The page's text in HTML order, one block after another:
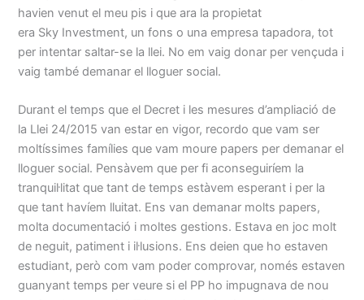
havien venut el meu pis i que ara la propietat
era Sky Investment, un fons o una empresa tapadora, tot
per intentar saltar-se la llei. No em vaig donar per vençuda i
vaig també demanar el lloguer social.
Durant el temps que el Decret i les mesures d’ampliació de
la Llei 24/2015 van estar en vigor, recordo que vam ser
moltíssimes famílies que vam moure papers per demanar el
lloguer social. Pensàvem que per fi aconseguiríem la
tranquil·litat que tant de temps estàvem esperant i per la
que tant havíem lluitat. Ens van demanar molts papers,
molta documentació i moltes gestions. Estava en joc molt
de neguit, patiment i il·lusions. Ens deien que ho estaven
estudiant, però com vam poder comprovar, només estaven
guanyant temps per veure si el PP ho impugnava de nou